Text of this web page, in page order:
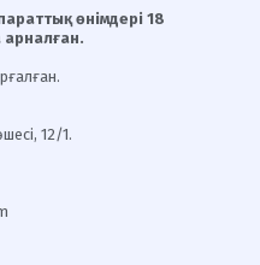
өнімдері 18
арналған.
12/1.